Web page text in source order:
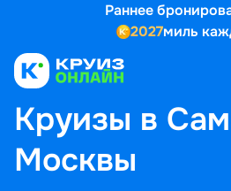
Раннее
2027миль
ГЛАВНАЯ • ПОПУЛЯРНЫЕ НАПРАВЛЕНИЯ
КРУИЗЫ В САМАРУ ИЗ МОСКВЫ
Круизы в
Москвы